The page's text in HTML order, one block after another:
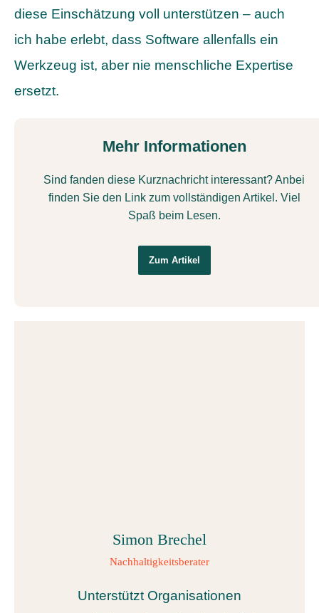
diese Einschätzung voll unterstützen – auch
ich habe erlebt, dass Software allenfalls ein
Werkzeug ist, aber nie menschliche Expertise
ersetzt.
Mehr Informationen
Sind fanden diese Kurznachricht interessant? Anbei
finden Sie den Link zum vollständigen Artikel. Viel
Spaß beim Lesen.
Zum Artikel
Simon Brechel
Nachhaltigkeitsberater
Unterstützt Organisationen